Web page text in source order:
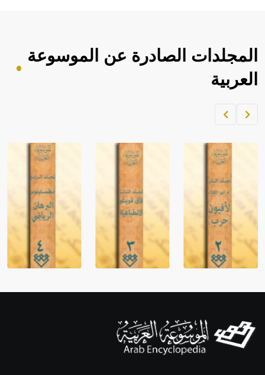
المجلدات الصادرة عن الموسوعة
العربية